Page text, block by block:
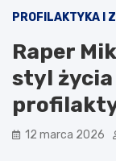
PROFILAKTYKA I
Raper
styl
12 marca 2026